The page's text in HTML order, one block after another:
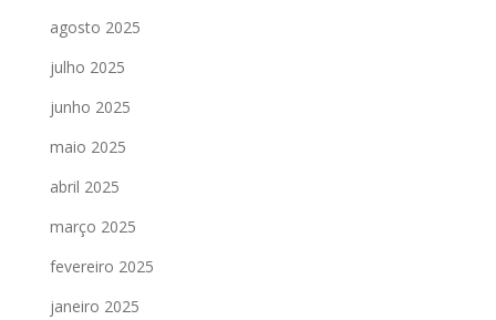
agosto 2025
julho 2025
junho 2025
maio 2025
abril 2025
março 2025
fevereiro 2025
janeiro 2025